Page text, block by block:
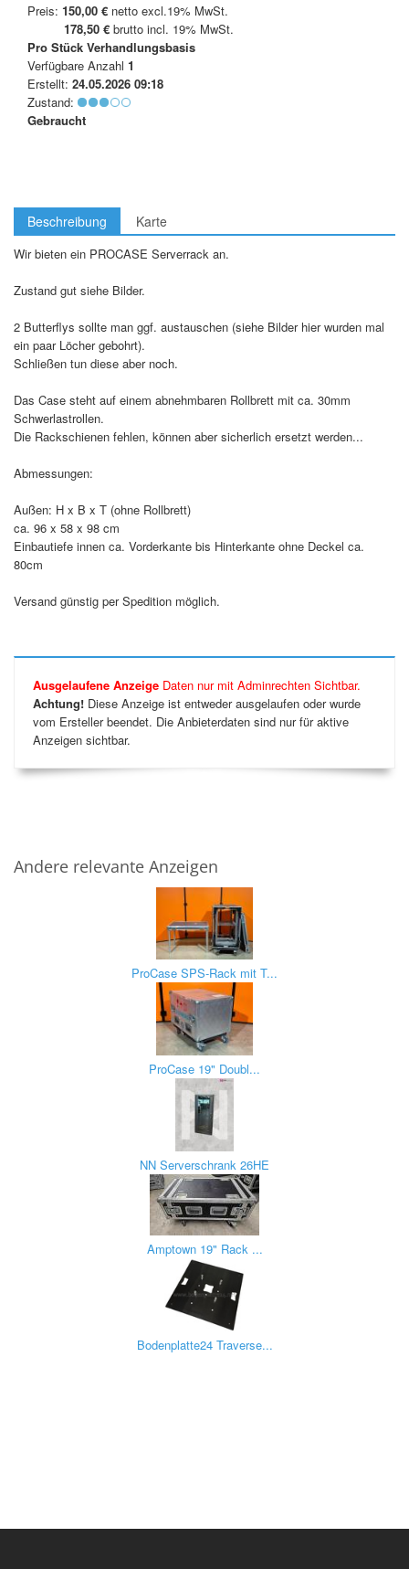
Preis: 150,00 € netto excl.19% MwSt.
178,50 € brutto incl. 19% MwSt.
Pro Stück Verhandlungsbasis
Verfügbare Anzahl 1
Erstellt: 24.05.2026 09:18
Zustand:
Gebraucht
Beschreibung Karte
Wir bieten ein PROCASE Serverrack an.
Zustand gut siehe Bilder.
2 Butterflys sollte man ggf. austauschen (siehe Bilder hier wurden mal
ein paar Löcher gebohrt).
Schließen tun diese aber noch.
Das Case steht auf einem abnehmbaren Rollbrett mit ca. 30mm
Schwerlastrollen.
Die Rackschienen fehlen, können aber sicherlich ersetzt werden...
Abmessungen:
Außen: H x B x T (ohne Rollbrett)
ca. 96 x 58 x 98 cm
Einbautiefe innen ca. Vorderkante bis Hinterkante ohne Deckel ca.
80cm
Versand günstig per Spedition möglich.
Ausgelaufene Anzeige Daten nur mit Adminrechten Sichtbar.
Achtung! Diese Anzeige ist entweder ausgelaufen oder wurde
vom Ersteller beendet. Die Anbieterdaten sind nur für aktive
Anzeigen sichtbar.
Andere relevante Anzeigen
ProCase SPS-Rack mit T...
ProCase 19" Doubl...
NN Serverschrank 26HE
Amptown 19" Rack ...
Bodenplatte24 Traverse...